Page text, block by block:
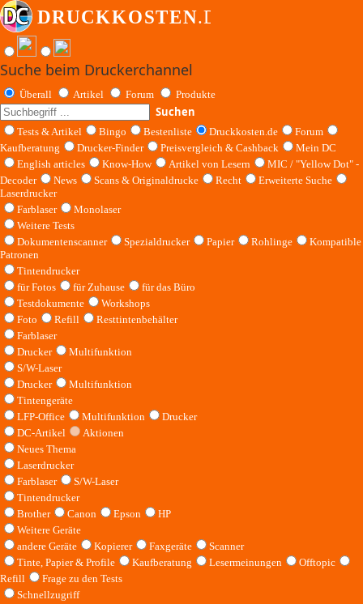
Suche beim Druckerchannel
Überall Artikel Forum Produkte
Suchen
Tests & Artikel Bingo Bestenliste Druckkosten.de
Forum
Kaufberatung
Drucker-Finder Preisvergleich & Cashback
Mein DC
English articles
Know-How Artikel von Lesern
MIC / "Yellow Dot" -
Decoder
News Scans & Originaldrucke Recht
Erweiterte Suche
Laserdrucker
Farblaser
Monolaser
Weitere Tests
Dokumentenscanner
Spezialdrucker Papier Rohlinge
Kompatible
Patronen
Tintendrucker
für Fotos
für Zuhause
für das Büro
Testdokumente
Workshops
Foto
Refill
Resttintenbehälter
Farblaser
Drucker
Multifunktion
S/W-Laser
Drucker
Multifunktion
Tintengeräte
LFP-Office
Multifunktion
Drucker
DC-Artikel
Aktionen
Neues Thema
Laserdrucker
Farblaser
S/W-Laser
Tintendrucker
Brother
Canon Epson
HP
Weitere Geräte
andere Geräte
Kopierer Faxgeräte
Scanner
Tinte, Papier & Profile
Kaufberatung Lesermeinungen
Offtopic
Refill
Frage zu den Tests
Schnellzugriff